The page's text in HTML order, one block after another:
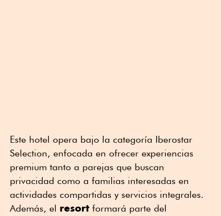
Este hotel opera bajo la categoría Iberostar
Selection, enfocada en ofrecer experiencias
premium tanto a parejas que buscan
privacidad como a familias interesadas en
actividades compartidas y servicios integrales.
Además, el resort formará parte del